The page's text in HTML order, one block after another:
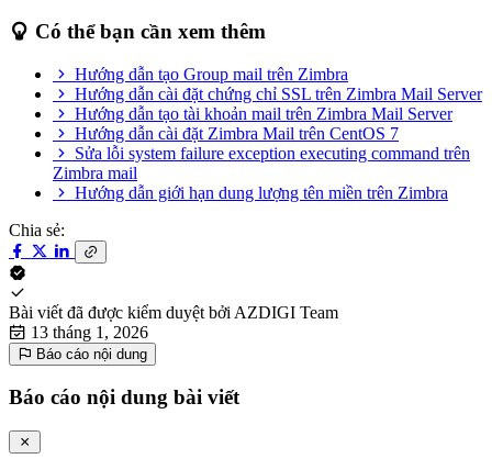
Có thể bạn cần xem thêm
Hướng dẫn tạo Group mail trên Zimbra
Hướng dẫn cài đặt chứng chỉ SSL trên Zimbra Mail Server
Hướng dẫn tạo tài khoản mail trên Zimbra Mail Server
Hướng dẫn cài đặt Zimbra Mail trên CentOS 7
Sửa lỗi system failure exception executing command trên
Zimbra mail
Hướng dẫn giới hạn dung lượng tên miền trên Zimbra
Chia sẻ:
Bài viết đã được kiểm duyệt bởi AZDIGI Team
13 tháng 1, 2026
Báo cáo nội dung
Báo cáo nội dung bài viết